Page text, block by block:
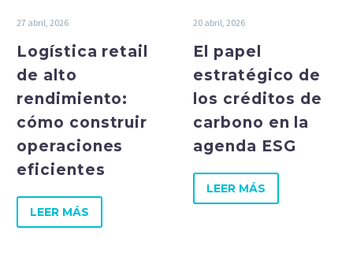
27 abril, 2026
Logística retail
de alto
rendimiento:
cómo construir
operaciones
eficientes
LEER MÁS
20 abril, 2026
El papel
estratégico de
los créditos de
carbono en la
agenda ESG
LEER MÁS